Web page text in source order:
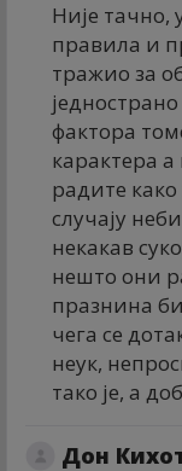
Није тачно,
правила и
тражио за
фактора
карактера а
радите како
случају
некакав
нешто они
празнина
чега се
неук,
тако је, а
Дон